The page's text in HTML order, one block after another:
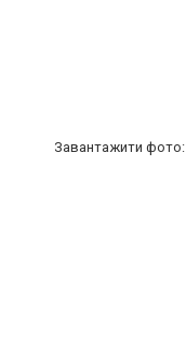
Завантажити фото: